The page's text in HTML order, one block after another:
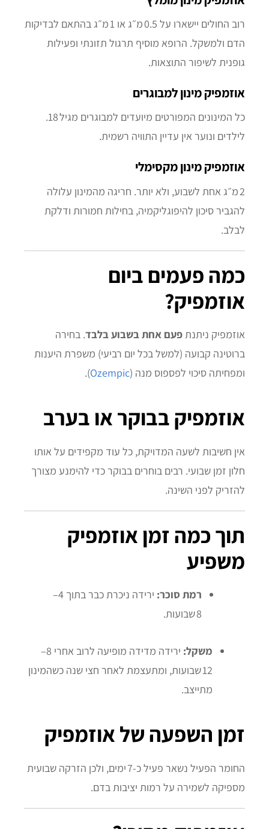
רוב החולים יישארו על 0.5 מ״ג או 1 מ״ג בהתאם לבדיקות
הדם ולמשקל. הרופא מוסיף תרגול תזונתי ופעילות
גופנית לשיפור התוצאות.
אוזמפיק מינון למבוגרים
כל המינונים המפורטים מיועדים למבוגרים מגיל 18.
לילדים ונוער אין עדיין התוויה רשמית.
אוזמפיק מינון מקסימלי
2 מ״ג אחת לשבוע, ולא יותר. חריגה מהמינון עלולה
להגביר סיכון להיפוגליקמיה, בחילות חמורות ודלקת
לבלב.
כמה פעמים ביום
אוזמפיק?
אוזמפיק ניתנתפעם אחת בשבוע בלבד. בחירה
ברוטינה קבועה (למשל בכל יום רביעי) משפרת היענות
ומפחיתה סיכוי לפספוס מנה (Ozempic
).
אוזמפיק בבוקר או בערב
אין חשיבות לשעה המדויקת, כל עוד מקפידים על אותו
חלון זמן שבועי. רבים בוחרים בבוקר כדי להימנע מצורך
להזריק לפני השינה.
תוך כמה זמן אוזמפיק
משפיע
רמת סוכר:
ירידה ניכרת כבר בתוך 4–
משקל:
ירידה מדידה מופיעה לרוב אחרי 8–
12 שבועות, ומתעצמת לאחר חצי שנה כשהמינון
מתייצב.
זמן השפעה של אוזמפיק
החומר הפעיל נשאר פעיל כ‑7 ימים, ולכן הזרקה שבועית
מספיקה לשמירה על רמות יציבות בדם.